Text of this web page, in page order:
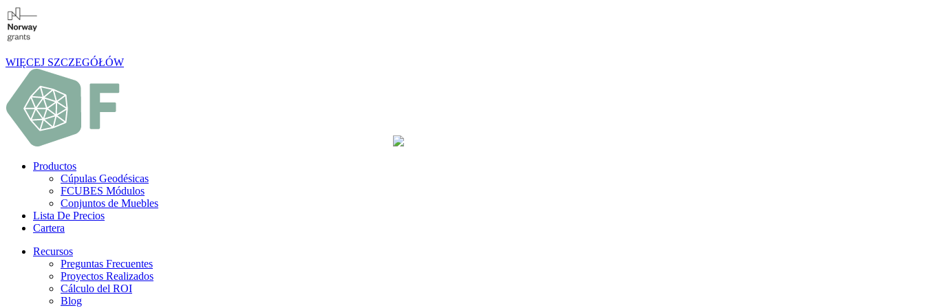
WIĘCEJ SZCZEGÓŁÓW
Productos
Cúpulas Geodésicas
FCUBES Módulos
Conjuntos de Muebles
Lista De Precios
Cartera
Recursos
Preguntas Frecuentes
Proyectos Realizados
Cálculo del ROI
Blog